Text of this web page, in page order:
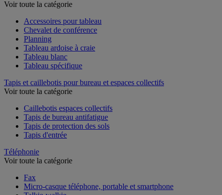
Voir toute la catégorie
Accessoires pour tableau
Chevalet de conférence
Planning
Tableau ardoise à craie
Tableau blanc
Tableau spécifique
Tapis et caillebotis pour bureau et espaces collectifs
Voir toute la catégorie
Caillebotis espaces collectifs
Tapis de bureau antifatigue
Tapis de protection des sols
Tapis d'entrée
Téléphonie
Voir toute la catégorie
Fax
Micro-casque téléphone, portable et smartphone